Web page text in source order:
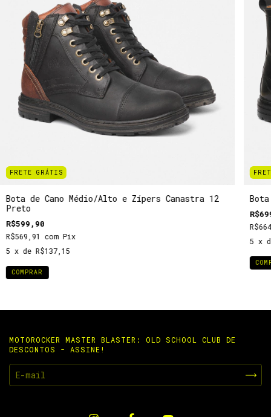
FRETE GRÁTIS
Bota de Cano Médio/Alto e Zípers Canastra 12
Preto
R$599,90
R$569,91 com Pix
5 x de R$137,15
COMPRAR
5 x
MOTOROCKER MASTER BLASTER: OLD SCHOOL CLUB DE
DESCONTOS - ASSINE!